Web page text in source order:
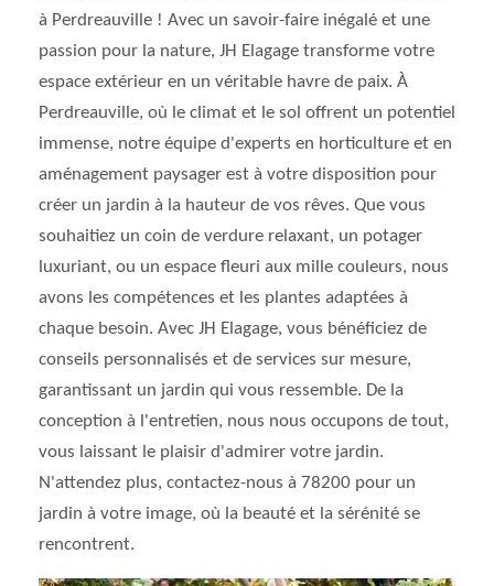
à Perdreauville ! Avec un savoir-faire inégalé et une
passion pour la nature, JH Elagage transforme votre
espace extérieur en un véritable havre de paix. À
Perdreauville, où le climat et le sol offrent un potentiel
immense, notre équipe d'experts en horticulture et en
aménagement paysager est à votre disposition pour
créer un jardin à la hauteur de vos rêves. Que vous
souhaitiez un coin de verdure relaxant, un potager
luxuriant, ou un espace fleuri aux mille couleurs, nous
avons les compétences et les plantes adaptées à
chaque besoin. Avec JH Elagage, vous bénéficiez de
conseils personnalisés et de services sur mesure,
garantissant un jardin qui vous ressemble. De la
conception à l'entretien, nous nous occupons de tout,
vous laissant le plaisir d'admirer votre jardin.
N'attendez plus, contactez-nous à 78200 pour un
jardin à votre image, où la beauté et la sérénité se
rencontrent.